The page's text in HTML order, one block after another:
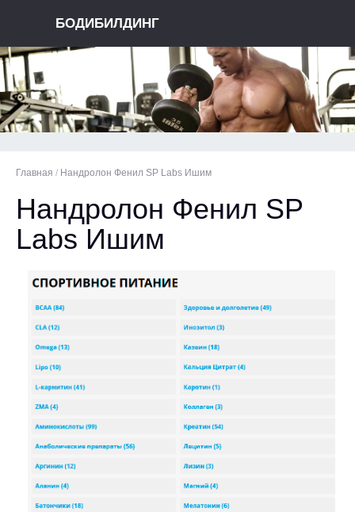
БОДИБИЛДИНГ
Главная / Нандролон Фенил SP Labs Ишим
Нандролон Фенил SP
Labs Ишим